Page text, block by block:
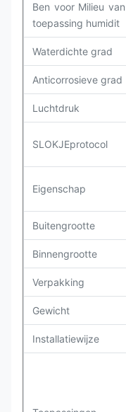
Ben voor Milieu van
toepassing humidit
Waterdichte grad
Anticorrosieve grad
Luchtdruk
SLOKJEprotocol
Eigenschap
Buitengrootte
Binnengrootte
Verpakking
Gewicht
Installatiewijze